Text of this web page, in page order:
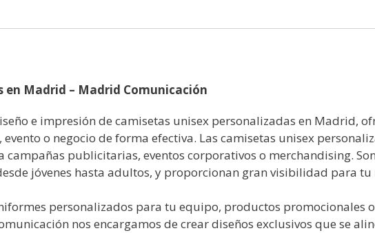
en Madrid – Madrid Comunicación
e impresión de camisetas unisex personalizadas en Madrid,
o negocio de forma efectiva. Las camisetas unisex
publicitarias, eventos corporativos o merchandising.
jóvenes hasta adultos, y proporcionan gran visibilidad para tu
personalizados para tu equipo, productos promocionales
nos encargamos de crear diseños exclusivos que se